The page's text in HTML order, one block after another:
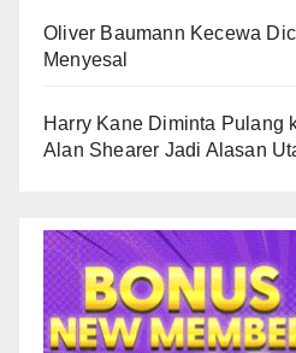
Oliver Baumann Kecewa
Menyesal
Harry Kane Diminta Pulang
Alan Shearer Jadi Alasan